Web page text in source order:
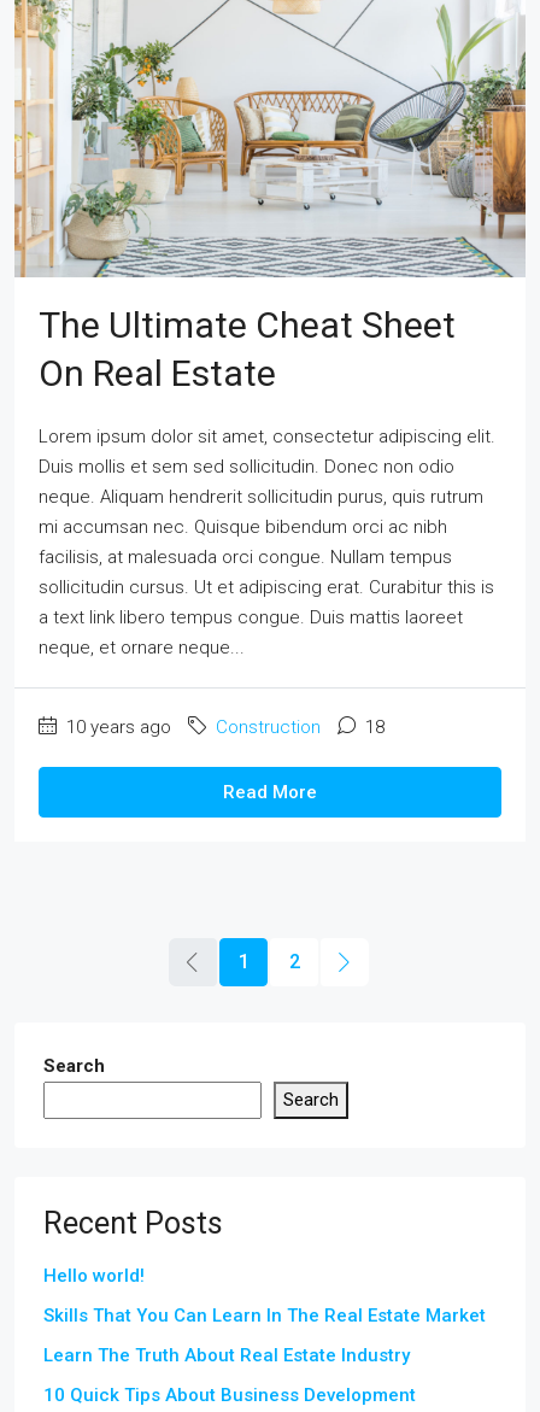
The Ultimate Cheat Sheet
On Real Estate
Lorem ipsum dolor sit amet, consectetur adipiscing elit.
Duis mollis et sem sed sollicitudin. Donec non odio
neque. Aliquam hendrerit sollicitudin purus, quis rutrum
mi accumsan nec. Quisque bibendum orci ac nibh
facilisis, at malesuada orci congue. Nullam tempus
sollicitudin cursus. Ut et adipiscing erat. Curabitur this is
a text link libero tempus congue. Duis mattis laoreet
neque, et ornare neque...
10 years ago Construction 18
Read More
1 2
Search
Search
Recent Posts
Hello world!
Skills That You Can Learn In The Real Estate Market
Learn The Truth About Real Estate Industry
10 Quick Tips About Business Development